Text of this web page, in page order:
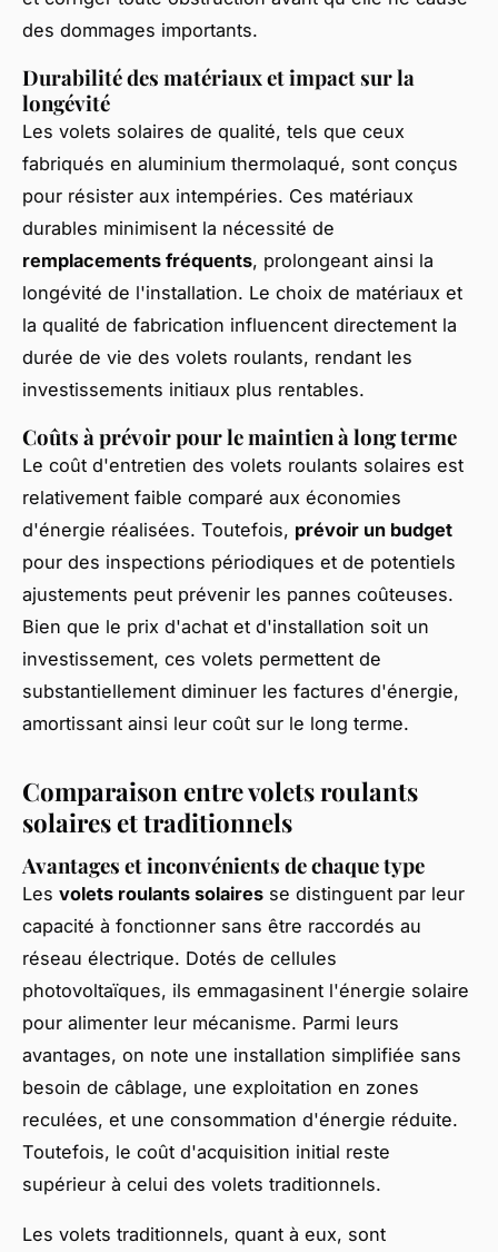
des dommages importants.
Durabilité des matériaux et impact sur la
longévité
Les volets solaires de qualité, tels que ceux
fabriqués en aluminium thermolaqué, sont conçus
pour résister aux intempéries. Ces matériaux
durables minimisent la nécessité de
remplacements fréquents, prolongeant ainsi la
longévité de l'installation. Le choix de matériaux et
la qualité de fabrication influencent directement la
durée de vie des volets roulants, rendant les
investissements initiaux plus rentables.
Coûts à prévoir pour le maintien à long terme
Le coût d'entretien des volets roulants solaires est
relativement faible comparé aux économies
d'énergie réalisées. Toutefois, prévoir un budget
pour des inspections périodiques et de potentiels
ajustements peut prévenir les pannes coûteuses.
Bien que le prix d'achat et d'installation soit un
investissement, ces volets permettent de
substantiellement diminuer les factures d'énergie,
amortissant ainsi leur coût sur le long terme.
Comparaison entre volets roulants
solaires et traditionnels
Avantages et inconvénients de chaque type
Les volets roulants solaires se distinguent par leur
capacité à fonctionner sans être raccordés au
réseau électrique. Dotés de cellules
photovoltaïques, ils emmagasinent l'énergie solaire
pour alimenter leur mécanisme. Parmi leurs
avantages, on note une installation simplifiée sans
besoin de câblage, une exploitation en zones
reculées, et une consommation d'énergie réduite.
Toutefois, le coût d'acquisition initial reste
supérieur à celui des volets traditionnels.
Les volets traditionnels, quant à eux, sont